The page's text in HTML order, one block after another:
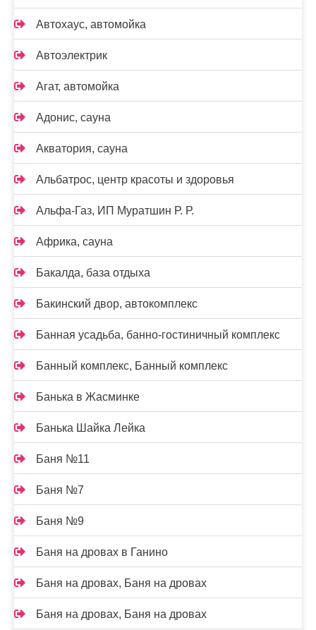
Автохаус, автомойка
Автоэлектрик
Агат, автомойка
Адонис, сауна
Акватория, сауна
Альбатрос, центр красоты и здоровья
Альфа-Газ, ИП Муратшин Р. Р.
Африка, сауна
Бакалда, база отдыха
Бакинский двор, автокомплекс
Банная усадьба, банно-гостиничный комплекс
Банный комплекс, Банный комплекс
Банька в Жасминке
Банька Шайка Лейка
Баня №11
Баня №7
Баня №9
Баня на дровах в Ганино
Баня на дровах, Баня на дровах
Баня на дровах, Баня на дровах